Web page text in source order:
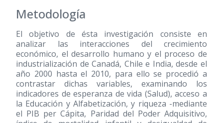
Metodología
El objetivo de ésta investigación consiste en
analizar las interacciones del crecimiento
económico, el desarrollo humano y el proceso de
industrialización de Canadá, Chile e India, desde el
año 2000 hasta el 2010, para ello se procedió a
contrastar dichas variables, examinando los
indicadores de esperanza de vida (Salud), acceso a
la Educación y Alfabetización, y riqueza -mediante
el PIB per Cápita, Paridad del Poder Adquisitivo,